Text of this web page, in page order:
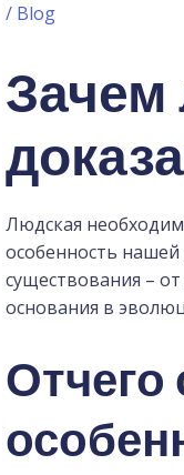
/ Blog
Людская
особенность
существования –
основания в
Отчего